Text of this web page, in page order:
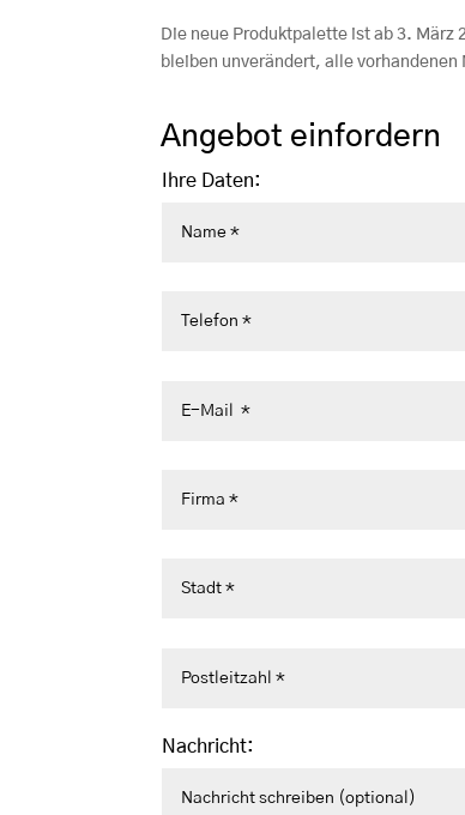
Die neue Produktpalette ist ab 3. März
bleiben unverändert, alle
Angebot einfordern
Ihre Daten:
Nachricht: